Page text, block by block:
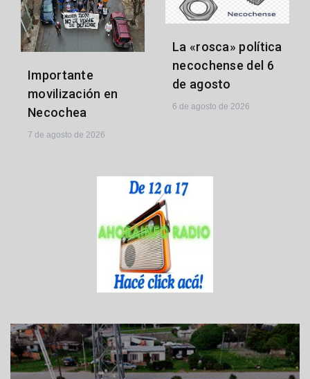
Importante
movilización en
Necochea
7 de agosto de 2026
La «rosca» política
necochense del 6
de agosto
6 de agosto de 2026